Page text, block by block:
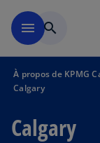
menu search
À propos de KPMG
Calgary
Calgary